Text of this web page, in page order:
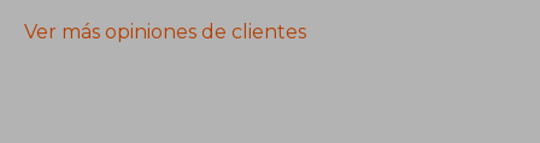
Ver más opiniones de clientes